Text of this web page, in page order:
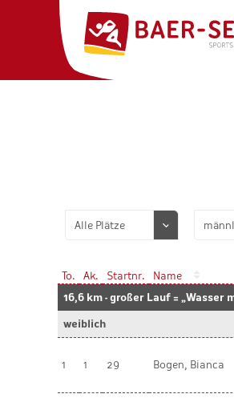
To. Ak. Startnr. Name
16,6 km - großer Lauf = „Wasser
weiblich
1 1 29 Bogen, Bianca